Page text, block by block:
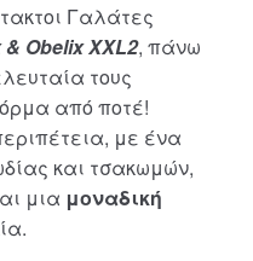
Γαλάτες
Obelix XXL2, πάνω
τους
από ποτέ!
με ένα
και τσακωμών,
μια μοναδική